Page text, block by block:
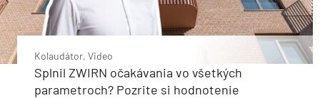
Kolaudátor, Video
Splnil ZWIRN očakávania vo všetkých
parametroch? Pozrite si hodnotenie